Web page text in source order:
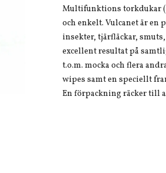
Multifunktions torkdukar
och enkelt. Vulcanet är en
insekter, tjärfläckar,
excellent resultat på
t.o.m. mocka och flera
wipes samt en speciellt
En förpackning räcker till